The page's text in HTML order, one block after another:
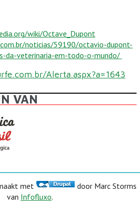
wiki/Octave_Dupont
noticias/59190/octavio-dupont-
da-veterinaria-em-todo-o-mundo/
Alerta.aspx?a=1643
VAN
met
door Marc Storms
van Infofluxo.